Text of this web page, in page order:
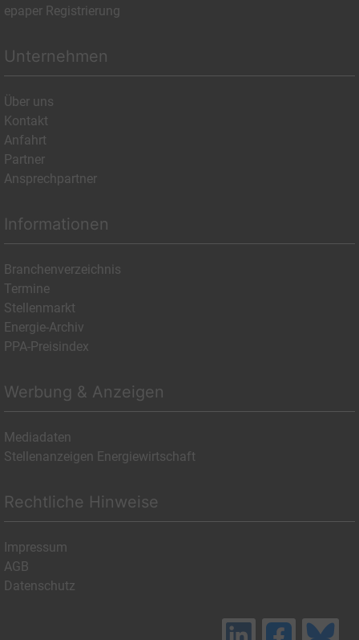
epaper Registrierung
Unternehmen
Über uns
Kontakt
Anfahrt
Partner
Ansprechpartner
Informationen
Branchenverzeichnis
Termine
Stellenmarkt
Energie-Archiv
PPA-Preisindex
Werbung & Anzeigen
Mediadaten
Stellenanzeigen Energiewirtschaft
Rechtliche Hinweise
Impressum
AGB
Datenschutz